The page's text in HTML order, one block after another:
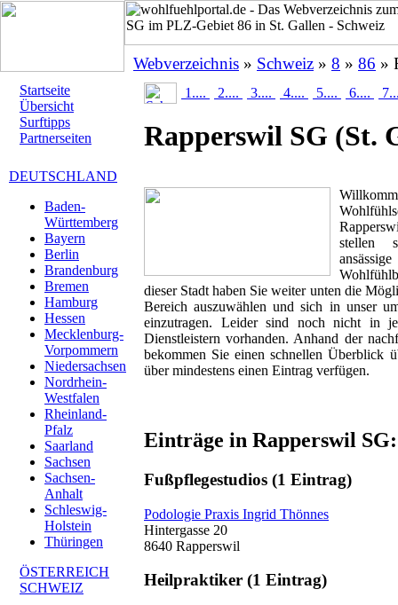
Webverzeichnis » Schweiz » 8 » 86 »
Startseite
Übersicht
Surftipps
Partnerseiten
DEUTSCHLAND
Baden-
Württemberg
Bayern
Berlin
Brandenburg
Bremen
Hamburg
Hessen
Mecklenburg-
Vorpommern
Niedersachsen
Nordrhein-
Westfalen
Rheinland-
Pfalz
Saarland
Sachsen
Sachsen-
Anhalt
Schleswig-
Holstein
Thüringen
ÖSTERREICH
SCHWEIZ
1.... 2.... 3.... 4.... 5.... 6....
Rapperswil SG (St.
stellen
dieser Stadt haben Sie weiter unten die
Bereich auszuwählen und sich in unser
einzutragen. Leider sind noch nicht in
Dienstleistern vorhanden. Anhand der
bekommen Sie einen schnellen Überblick
über mindestens einen Eintrag verfügen.
Einträge in Rapperswil SG:
Fußpflegestudios (1 Eintrag)
Podologie Praxis Ingrid Thönnes
Hintergasse 20
8640 Rapperswil
Heilpraktiker (1 Eintrag)